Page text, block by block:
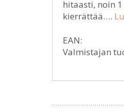
hitaasti, noin
kierrättää….
EAN:
Valmistajan